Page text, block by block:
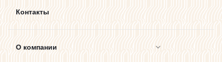
Контакты
О компании